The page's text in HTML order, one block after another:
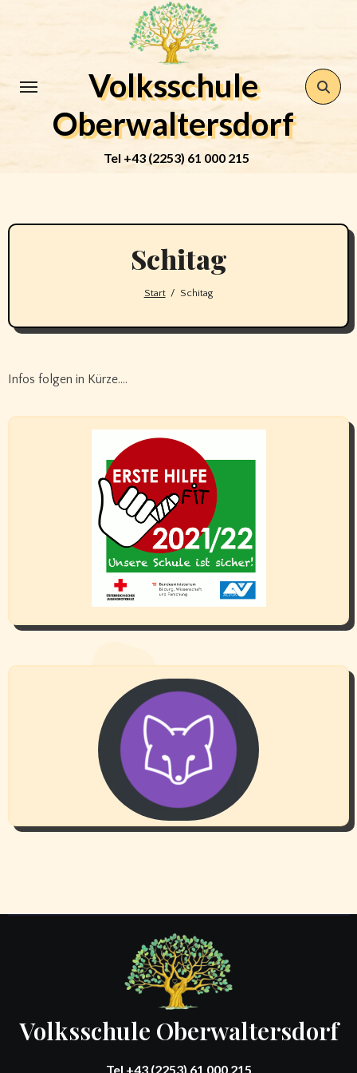
Volksschule
Oberwaltersdorf
Tel +43 (2253) 61 000 215
Schitag
Start Schitag
Infos folgen in Kürze….
Volksschule Oberwaltersdorf
Tel +43 (2253) 61 000 215